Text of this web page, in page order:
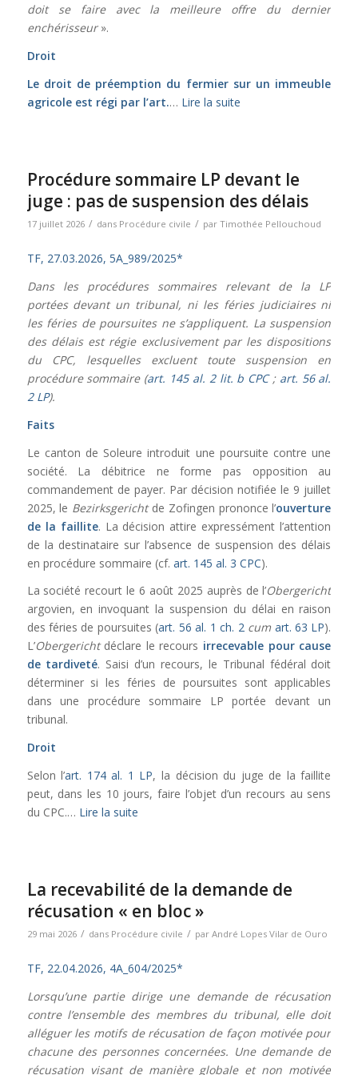
doit se faire avec la meilleure offre du dernier
enchérisseur».
Droit
Le droit de préemption du fermier sur un immeuble
agricole est régi par l’art.… Lire la suite
Procédure sommaire LP devant le
juge : pas de suspension des délais
17 juillet 2026 / dans Procédure civile / par Timothée Pellouchoud
TF, 27.03.2026, 5A_989/2025*
Dans les procédures sommaires relevant de la LP
portées devant un tribunal, ni les féries judiciaires ni
les féries de poursuites ne s’appliquent. La suspension
des délais est régie exclusivement par les dispositions
du CPC, lesquelles excluent toute suspension en
procédure sommaire (art. 145 al. 2 lit. b CPC; art. 56 al.
2 LP).
Faits
Le canton de Soleure introduit une poursuite contre une
société. La débitrice ne forme pas opposition au
commandement de payer. Par décision notifiée le 9 juillet
2025, le Bezirksgericht de Zofingen prononce l’ouverture
de la faillite. La décision attire expressément l’attention
de la destinataire sur l’absence de suspension des délais
en procédure sommaire (cf. art. 145 al. 3 CPC).
La société recourt le 6 août 2025 auprès de l’Obergericht
argovien, en invoquant la suspension du délai en raison
des féries de poursuites (art. 56 al. 1 ch. 2 cum art. 63 LP).
L’Obergerichtdéclare le recours irrecevable pour cause
de tardiveté. Saisi d’un recours, le Tribunal fédéral doit
déterminer si les féries de poursuites sont applicables
dans une procédure sommaire LP portée devant un
tribunal.
Droit
Selon l’art. 174 al. 1 LP, la décision du juge de la faillite
peut, dans les 10 jours, faire l’objet d’un recours au sens
du CPC.… Lire la suite
La recevabilité de la demande de
récusation « en bloc »
29 mai 2026 / dans Procédure civile / par André Lopes Vilar de Ouro
TF, 22.04.2026, 4A_604/2025*
Lorsqu’une partie dirige une demande de récusation
contre l’ensemble des membres du tribunal, elle doit
alléguer les motifs de récusation de façon motivée pour
chacune des personnes concernées. Une demande de
récusation visant de manière globale et non motivée